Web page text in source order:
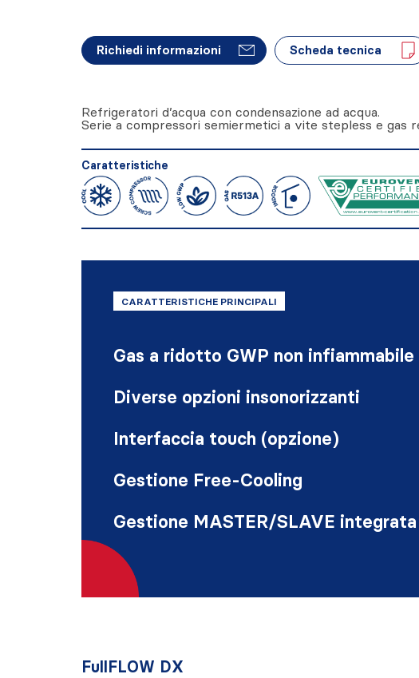
Richiedi informazioni Scheda tecnica
Refrigeratori d’acqua con condensazione ad acqua.
Serie a compressori semiermetici a vite stepless e gas
Caratteristiche
CARATTERISTICHE PRINCIPALI
Gas a ridotto GWP non infiammabile
Diverse opzioni insonorizzanti
Interfaccia touch (opzione)
Gestione Free-Cooling
Gestione MASTER/SLAVE integrata
FullFLOW DX